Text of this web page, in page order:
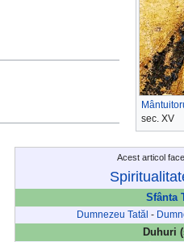
sec. XV
Acest articol
Sfânta
Dumnezeu Tatăl -
Duhuri